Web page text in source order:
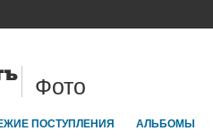
Фото
ПОСТУПЛЕНИЯ АЛЬБОМЫ